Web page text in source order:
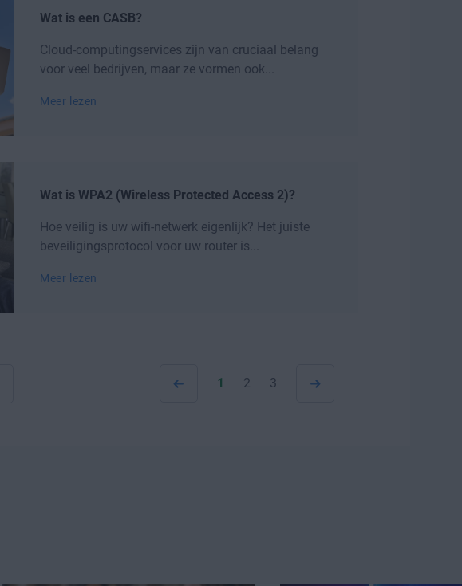
Wat is een CASB?
Cloud-computingservices zijn van cruciaal belang
voor veel bedrijven, maar ze vormen ook...
Meer lezen
Wat is WPA2 (Wireless Protected Access 2)?
Hoe veilig is uw wifi-netwerk eigenlijk? Het juiste
beveiligingsprotocol voor uw router is...
Meer lezen
1 2 3